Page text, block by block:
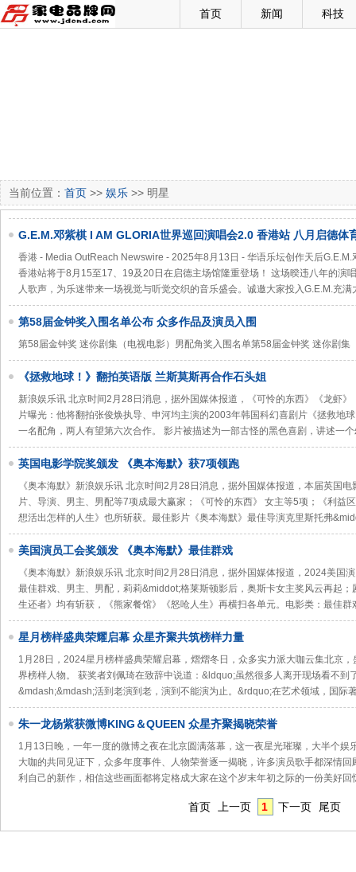
首页 新闻 科技
当前位置： 首页 >> 娱乐 >> 明星
G.E.M.邓紫棋 I AM GLORIA世界巡回演唱会2.0 香港站 八月启德体
香港 - Media OutReach Newswire - 2025年8月13日 - 华语乐坛创作天后G.E.M.
香港站将于8月15至17、19及20日在启德主场馆隆重登场！ 这场暌违八年的演
人歌声，为乐迷带来一场视觉与听觉交织的音乐盛会。诚邀大家投入G.E.M.充
第58届金钟奖入围名单公布 众多作品及演员入围
第58届金钟奖 迷你剧集（电视电影）男配角奖入围名单第58届金钟奖 迷你剧集
《拯救地球！》翻拍英语版 兰斯莫斯再合作石头姐
新浪娱乐讯 北京时间2月28日消息，据外国媒体报道，《可怜的东西》《龙虾
片曝光：他将翻拍张俊焕执导、申河均主演的2003年韩国科幻喜剧片《拯救地
一名配角，两人有望第六次合作。 影片被描述为一部古怪的黑色喜剧，讲述一
英国电影学院奖颁发 《奥本海默》获7项领跑
《奥本海默》新浪娱乐讯 北京时间2月28日消息，据外国媒体报道，本届英国
片、导演、男主、男配等7项成最大赢家；《可怜的东西》 女主等5项；《利益
想活出怎样的人生》也所斩获。最佳影片《奥本海默》最佳导演克里斯托弗
美国演员工会奖颁发 《奥本海默》最佳群戏
《奥本海默》新浪娱乐讯 北京时间2月28日消息，据外国媒体报道，2024美国
最佳群戏、男主、男配，莉莉&middot;格莱斯顿影后，奥斯卡女主奖风云再起
生还者》均有斩获，《熊家餐馆》《怒呛人生》再横扫各单元。电影类：最佳群
星月榜样盛典荣耀启幕 众星齐聚共筑榜样力量
1月28日，2024星月榜样盛典荣耀启幕，熠熠冬日，众多实力派大咖云集北京
界榜样人物。 获奖者刘佩琦在致辞中说道：&ldquo;虽然很多人离开现场看不到
&mdash;&mdash;活到老演到老，演到不能演为止。&rdquo;在艺术领域，国际
朱一龙杨紫获微博KING＆QUEEN 众星齐聚揭晓荣誉
1月13日晚，一年一度的微博之夜在北京圆满落幕，这一夜星光璀璨，大半个娱
大咖的共同见证下，众多年度事件、人物荣誉逐一揭晓，许多演员歌手都深情
利自己的新作，相信这些画面都将定格成大家在这个岁末年初之际的一份美好回
首页 上一页 1 下一页 尾页